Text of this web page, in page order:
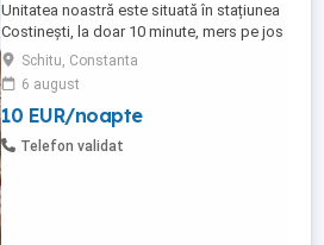
Unitatea noastră este situată în stațiunea
Costinești, la doar 10 minute, mers pe jos
până la Plaja Obelisc, 5 minute până la
stația CFR Halta Tabără Costinesti și doar
3 minute până la Parcul de Distracții.
Capacitatea de cazare este peste 60
locuri serie în camere duble și camere
Schitu, Constanta
6 august
10 EUR/noapte
Telefon validat